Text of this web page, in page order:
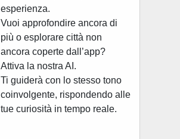
esperienza.
Vuoi approfondire ancora di
più o esplorare città non
ancora coperte dall’app?
Attiva la nostra AI.
Ti guiderà con lo stesso tono
coinvolgente, rispondendo alle
tue curiosità in tempo reale.